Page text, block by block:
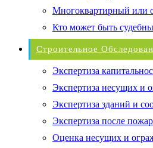
Многоквартирный или
Кто может быть
Строительное
Экспертиза
Экспертиза несущих и
Экспертиза зданий и
Экспертиза после
Оценка несущих и